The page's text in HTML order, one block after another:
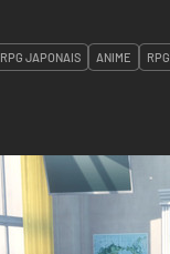
RPG JAPONAIS ANIME RPG